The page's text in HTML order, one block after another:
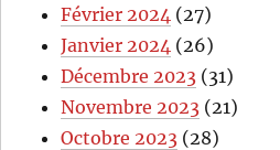
Février 2024 (27)
Janvier 2024 (26)
Décembre 2023 (31)
Novembre 2023 (21)
Octobre 2023 (28)